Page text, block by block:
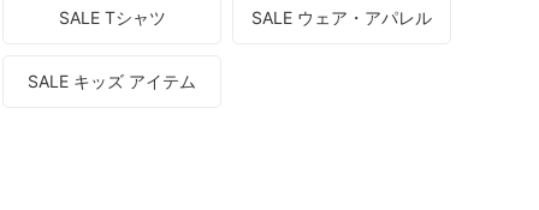
SALE Tシャツ SALE ウェア・アパレル
SALE キッズ アイテム